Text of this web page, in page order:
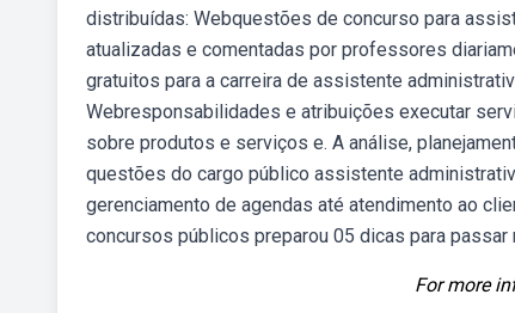
distribuídas: Webquestões de concurso para
atualizadas e comentadas por professores
gratuitos para a carreira de assistente
Webresponsabilidades e atribuições executar
sobre produtos e serviços e. A análise,
questões do cargo público assistente
gerenciamento de agendas até atendimento ao
concursos públicos preparou 05 dicas para
For more